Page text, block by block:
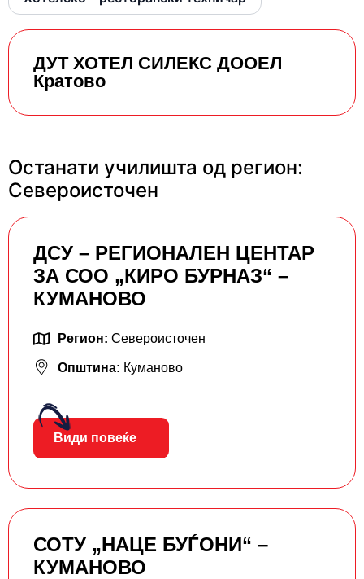
ДУТ ХОТЕЛ СИЛЕКС ДООЕЛ
Кратово
Останати училишта од регион:
Североисточен
ДСУ – РЕГИОНАЛЕН ЦЕНТАР
ЗА СОО „КИРО БУРНАЗ“ –
КУМАНОВО
Регион: Североисточен
Општина: Куманово
Види повеќе
СОТУ „НАЦЕ БУЃОНИ“ –
КУМАНОВО